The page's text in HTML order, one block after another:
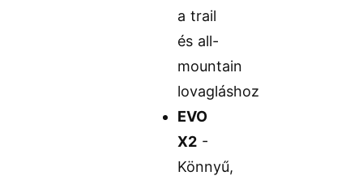
a trail
és all-
mountain
lovagláshoz
EVO
X2 -
Könnyű,